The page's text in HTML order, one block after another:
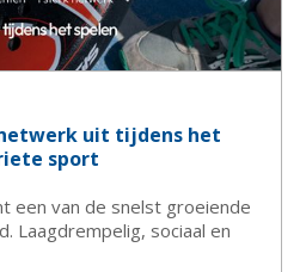
uit tijdens het
sport
een van de snelst groeiende
Laagdrempelig, sociaal en